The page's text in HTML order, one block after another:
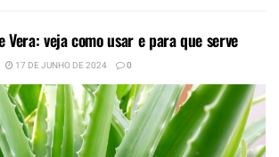
Vera: veja como usar e para que serve
17 DE JUNHO DE 2024 0